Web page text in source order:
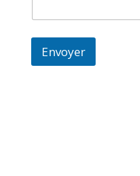
Envoyer